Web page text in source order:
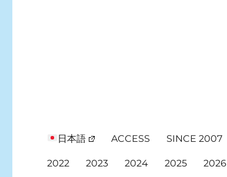
日本語 ACCESS SINCE 2007
2022 2023 2024 2025 2026